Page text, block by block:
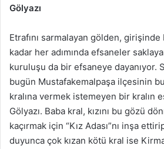
Gölyazı
Etrafını sarmalayan gölden, girişinde
kadar her adımında efsaneler
kuruluşu da bir efsaneye dayanıyor.
bugün Mustafakemalpaşa ilçesinin
kralına vermek istemeyen bir kralın
Gölyazı. Baba kral, kızını bu gözü
kaçırmak için “Kız Adası”nı inşa
duyunca çok kızan kötü kral ise